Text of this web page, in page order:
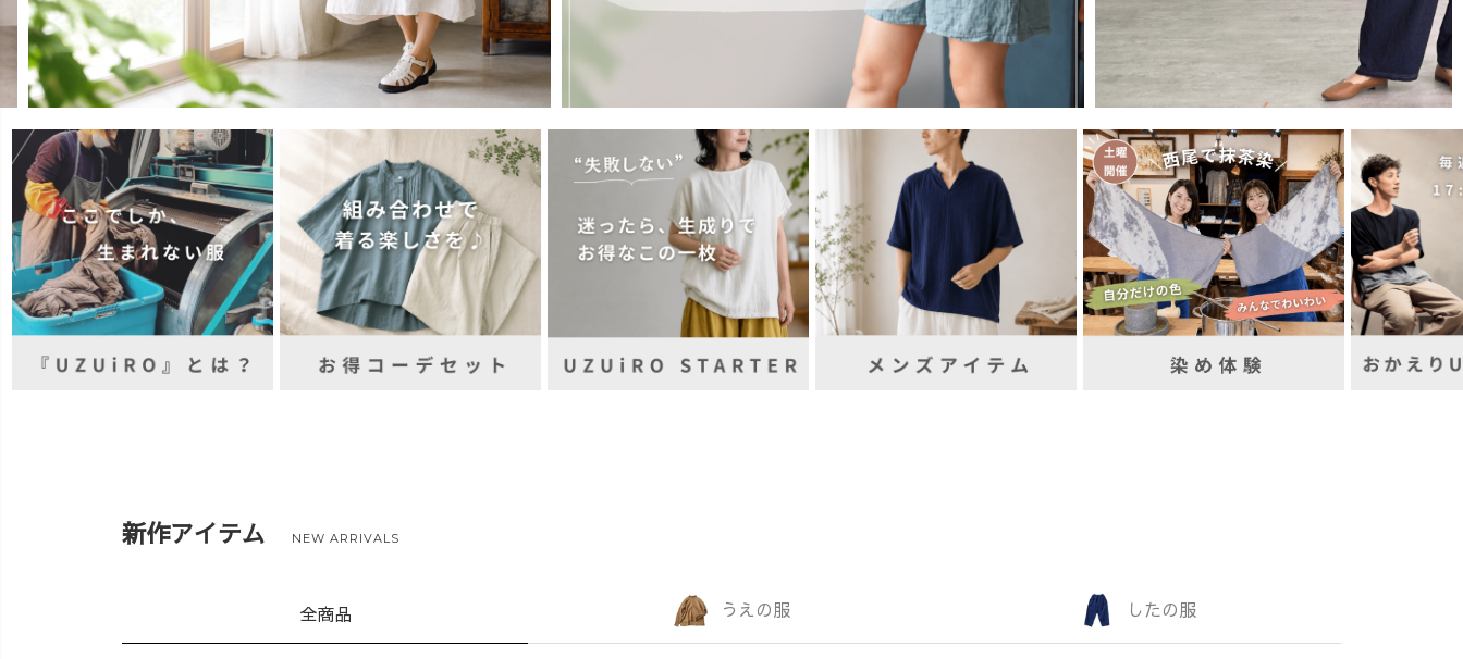
新作アイテム NEW ARRIVALS
全商品 うえの服 したの服